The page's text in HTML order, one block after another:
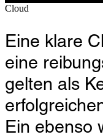
Cloud
Eine klare
eine
gelten als
Ein ebenso